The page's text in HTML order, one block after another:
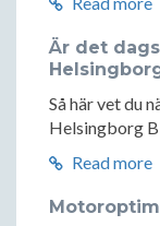
Är det
Så här vet du
Helsingborg
Read more